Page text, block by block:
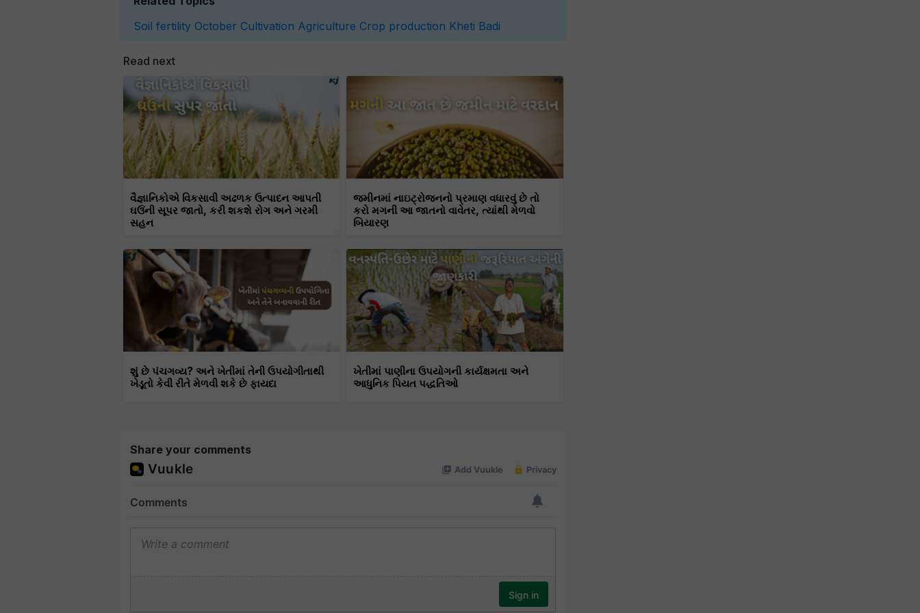
Soil fertility October Cultivation Agriculture Crop production Kheti Badi
Read next
વૈજ્ઞાનિકોએ વિકસાવી અઢળક ઉત્પાદન આપતી
ઘઉંની સૂપર જાતો, કરી શકશે રોગ અને ગરમી
સહન
જમીનમાં નાઇટ્રોજનનો પ્રમાણ વધારવું છે તો
કરો મગની આ જાતનો વાવેતર, ત્યાંથી મેળવો
બિયારણ
શું છે પંચગવ્ય? અને ખેતીમાં તેની ઉપયોગીતાથી
ખેડૂતો કેવી રીતે મેળવી શકે છે ફાયદા
ખેતીમાં પાણીના ઉપયોગની કાર્યક્ષમતા અને
આધુનિક પિયત પદ્ધતિઓ
Share your comments